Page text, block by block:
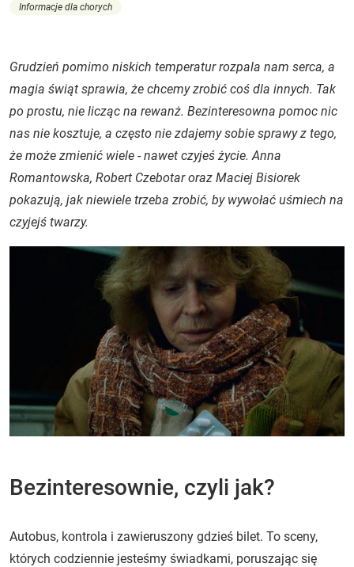
Informacje dla chorych
Grudzień pomimo niskich temperatur rozpala nam serca, a
magia świąt sprawia, że chcemy zrobić coś dla innych. Tak
po prostu, nie licząc na rewanż. Bezinteresowna pomoc nic
nas nie kosztuje, a często nie zdajemy sobie sprawy z tego,
że może zmienić wiele - nawet czyjeś życie. Anna
Romantowska, Robert Czebotar oraz Maciej Bisiorek
pokazują, jak niewiele trzeba zrobić, by wywołać uśmiech na
czyjejś twarzy.
Bezinteresownie, czyli jak?
Autobus, kontrola i zawieruszony gdzieś bilet. To sceny,
których codziennie jesteśmy świadkami, poruszając się